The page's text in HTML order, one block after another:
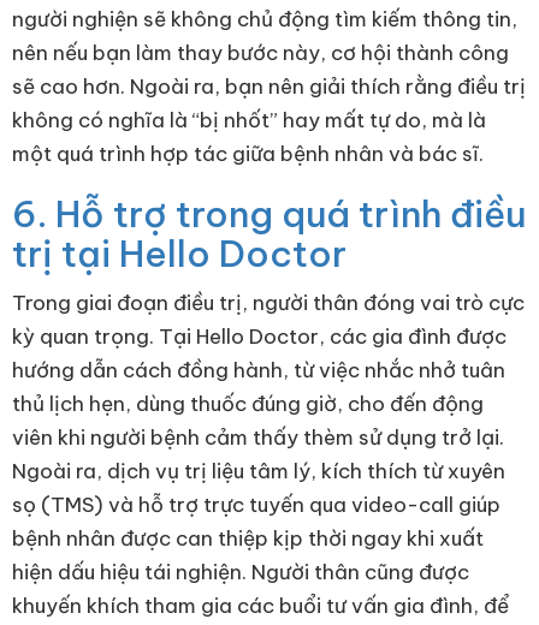
người nghiện sẽ không chủ động tìm kiếm thông tin,
nên nếu bạn làm thay bước này, cơ hội thành công
sẽ cao hơn. Ngoài ra, bạn nên giải thích rằng điều trị
không có nghĩa là “bị nhốt” hay mất tự do, mà là
một quá trình hợp tác giữa bệnh nhân và bác sĩ.
6. Hỗ trợ trong quá trình điều
trị tại Hello Doctor
Trong giai đoạn điều trị, người thân đóng vai trò cực
kỳ quan trọng. Tại Hello Doctor, các gia đình được
hướng dẫn cách đồng hành, từ việc nhắc nhở tuân
thủ lịch hẹn, dùng thuốc đúng giờ, cho đến động
viên khi người bệnh cảm thấy thèm sử dụng trở lại.
Ngoài ra, dịch vụ trị liệu tâm lý, kích thích từ xuyên
sọ (TMS) và hỗ trợ trực tuyến qua video-call giúp
bệnh nhân được can thiệp kịp thời ngay khi xuất
hiện dấu hiệu tái nghiện. Người thân cũng được
khuyến khích tham gia các buổi tư vấn gia đình, để